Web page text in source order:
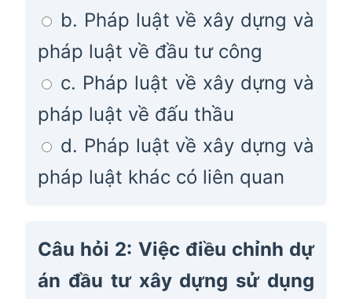
b. Pháp luật về xây dựng và
pháp luật về đầu tư công
c. Pháp luật về xây dựng và
pháp luật về đấu thầu
d. Pháp luật về xây dựng và
pháp luật khác có liên quan
Câu hỏi 2: Việc điều chỉnh dự
án đầu tư xây dựng sử dụng